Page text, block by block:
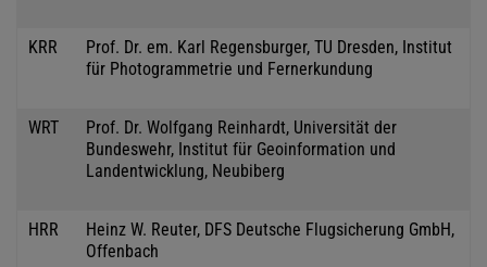
KRR
Prof. Dr. em. Karl Regensburger, TU Dresden, Institut
für Photogrammetrie und Fernerkundung
WRT
Prof. Dr. Wolfgang Reinhardt, Universität der
Bundeswehr, Institut für Geoinformation und
Landentwicklung, Neubiberg
HRR
Heinz W. Reuter, DFS Deutsche Flugsicherung GmbH,
Offenbach